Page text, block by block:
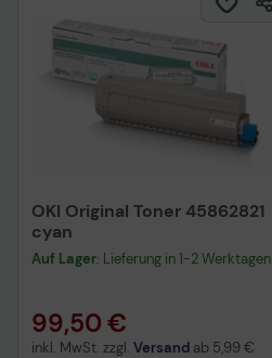
OKI Original Toner 45862821
cyan
Auf Lager: Lieferung in 1-2 Werktagen
99,50 €
inkl. MwSt. zzgl. Versand ab 5,99 €